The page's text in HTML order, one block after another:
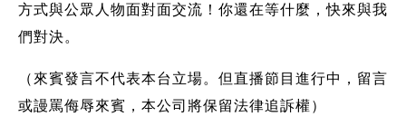
方式與公眾人物面對面交流！你還在等什麼，快來與我
們對決。
（來賓發言不代表本台立場。但直播節目進行中，留言
或謾罵侮辱來賓，本公司將保留法律追訴權）